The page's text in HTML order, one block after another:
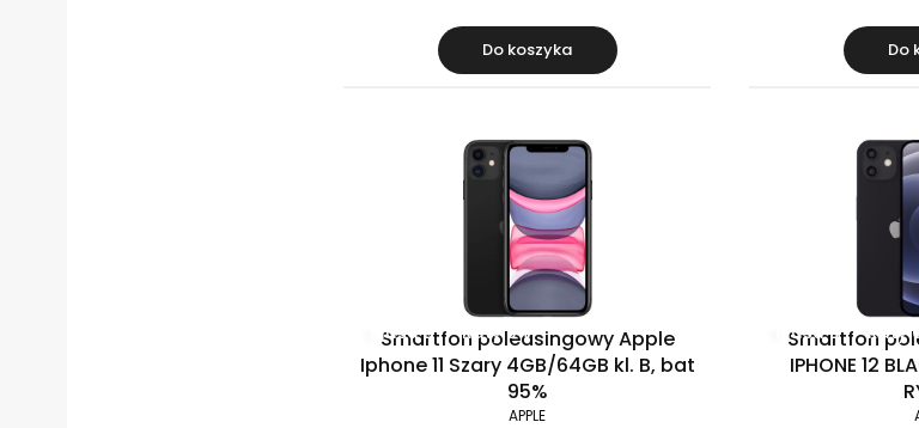
Do koszyka Do
Klasa B Raty 0%
Smartfon poleasingowy Apple
Iphone 11 Szary 4GB/64GB kl. B, bat
95%
APPLE
Klasa B Raty
Smartfon
IPHONE 12